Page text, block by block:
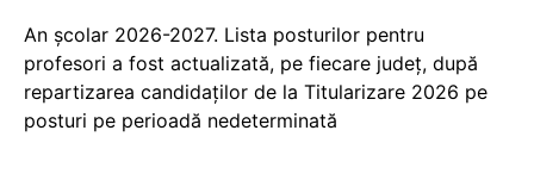
An școlar 2026-2027. Lista posturilor pentru
profesori a fost actualizată, pe fiecare județ, după
repartizarea candidaților de la Titularizare 2026 pe
posturi pe perioadă nedeterminată